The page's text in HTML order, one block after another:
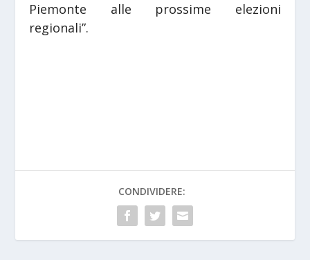
Piemonte alle prossime elezioni
regionali”.
CONDIVIDERE: